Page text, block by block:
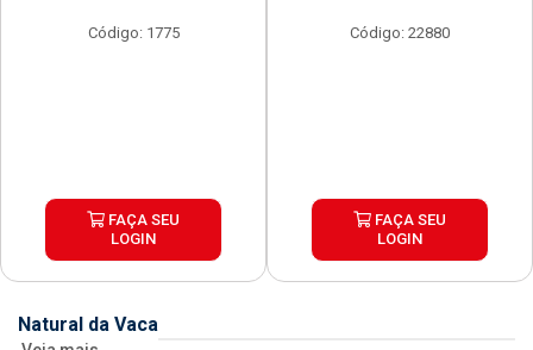
Código: 1775
FAÇA SEU
LOGIN
Código: 22880
FAÇA SEU
LOGIN
Natural da Vaca